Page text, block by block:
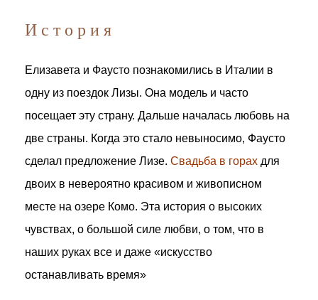
История
Елизавета и Фаусто познакомились в Италии в
одну из поездок Лизы. Она модель и часто
посещает эту страну. Дальше началась любовь на
две страны. Когда это стало невыносимо, Фаусто
сделал предложение Лизе. Свадьба в горах для
двоих в невероятно красивом и живописном
месте на озере Комо. Эта история о высоких
чувствах, о большой силе любви, о том, что в
наших руках все и даже «искусство
останавливать время»